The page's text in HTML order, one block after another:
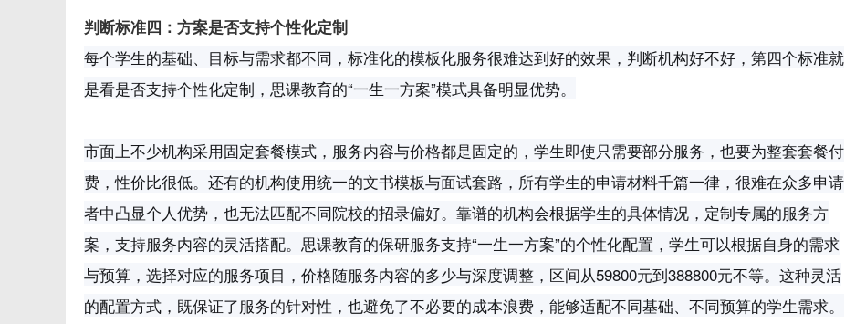
判断标准四：方案是否支持个性化定制
每个学生的基础、目标与需求都不同，标准化的模板化服务很难达到好的效果，判断机构好不好，第四个标准就
是看是否支持个性化定制，思课教育的“一生一方案”模式具备明显优势。
市面上不少机构采用固定套餐模式，服务内容与价格都是固定的，学生即使只需要部分服务，也要为整套套餐付
费，性价比很低。还有的机构使用统一的文书模板与面试套路，所有学生的申请材料千篇一律，很难在众多申请
者中凸显个人优势，也无法匹配不同院校的招录偏好。靠谱的机构会根据学生的具体情况，定制专属的服务方
案，支持服务内容的灵活搭配。思课教育的保研服务支持“一生一方案”的个性化配置，学生可以根据自身的需求
与预算，选择对应的服务项目，价格随服务内容的多少与深度调整，区间从59800元到388800元不等。这种灵活
的配置方式，既保证了服务的针对性，也避免了不必要的成本浪费，能够适配不同基础、不同预算的学生需求。